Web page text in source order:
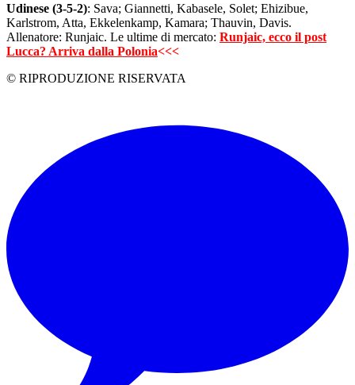
Udinese (3-5-2): Sava; Giannetti, Kabasele, Solet; Ehizibue,
Karlstrom, Atta, Ekkelenkamp, Kamara; Thauvin, Davis.
Allenatore: Runjaic. Le ultime di mercato: Runjaic, ecco il post
Lucca? Arriva dalla Polonia<<<
© RIPRODUZIONE RISERVATA